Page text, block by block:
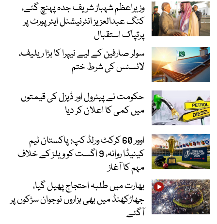
وزیراعظم شہباز شریف جدہ پہنچ گئے،
کنگ عبدالعزیز انٹرنیشنل ایئر پورٹ پر
پرتپاک استقبال
سولر صارفین کے لیے نیپرا کا بڑا ریلیف،
لائسنس کی شرط ختم
حکومت نے پیٹرول اور ڈیزل کی قیمتوں
میں کمی کا اعلان کر دیا
اوور 60 کرکٹ ورلڈ کپ: پاکستان ٹیم
کینیڈا روانہ، 9 اگست کو ویلز کے خلاف
مہم کا آغاز
بھارت میں طلبہ احتجاج پھیل گیا،
جھاڑکھنڈ میں بھی ہزاروں نوجوان سڑکوں پر
آگئے